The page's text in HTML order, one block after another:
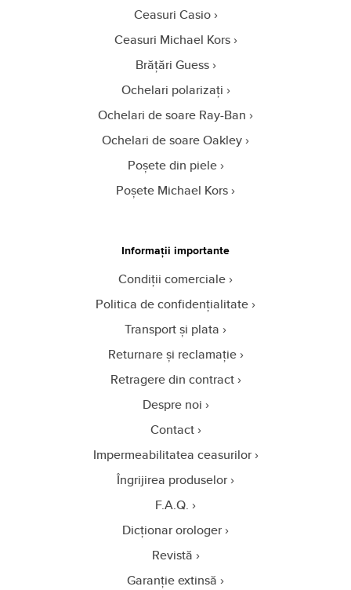
Ceasuri Casio
Ceasuri Michael Kors
Brățări Guess
Ochelari polarizați
Ochelari de soare Ray-Ban
Ochelari de soare Oakley
Poșete din piele
Poșete Michael Kors
Informații importante
Condiții comerciale
Politica de confidențialitate
Transport și plata
Returnare și reclamație
Retragere din contract
Despre noi
Contact
Impermeabilitatea ceasurilor
Îngrijirea produselor
F.A.Q.
Dicționar orologer
Revistă
Garanție extinsă